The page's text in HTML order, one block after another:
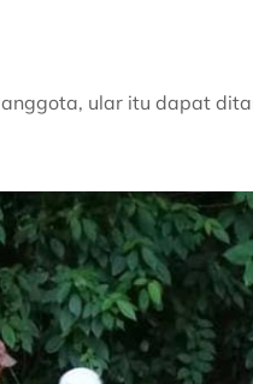
ular itu dapat